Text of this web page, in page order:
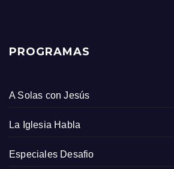
PROGRAMAS
A Solas con Jesús
La Iglesia Habla
Especiales Desafio